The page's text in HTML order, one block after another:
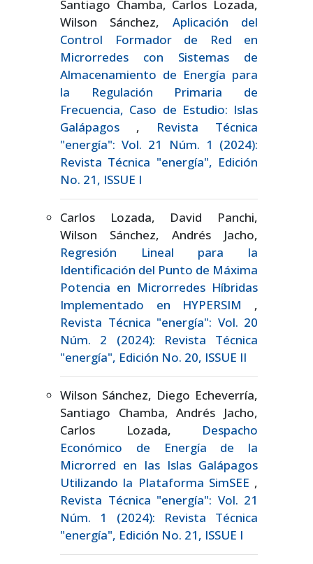
Santiago Chamba, Carlos Lozada,
Wilson Sánchez, Aplicación del
Control Formador de Red en
Microrredes con Sistemas de
Almacenamiento de Energía para
la Regulación Primaria de
Frecuencia, Caso de Estudio: Islas
Galápagos , Revista Técnica
"energía": Vol. 21 Núm. 1 (2024):
Revista Técnica "energía", Edición
No. 21, ISSUE I
Carlos Lozada, David Panchi,
Wilson Sánchez, Andrés Jacho,
Regresión Lineal para la
Identificación del Punto de Máxima
Potencia en Microrredes Híbridas
Implementado en HYPERSIM ,
Revista Técnica "energía": Vol. 20
Núm. 2 (2024): Revista Técnica
"energía", Edición No. 20, ISSUE II
Wilson Sánchez, Diego Echeverría,
Santiago Chamba, Andrés Jacho,
Carlos Lozada, Despacho
Económico de Energía de la
Microrred en las Islas Galápagos
Utilizando la Plataforma SimSEE ,
Revista Técnica "energía": Vol. 21
Núm. 1 (2024): Revista Técnica
"energía", Edición No. 21, ISSUE I